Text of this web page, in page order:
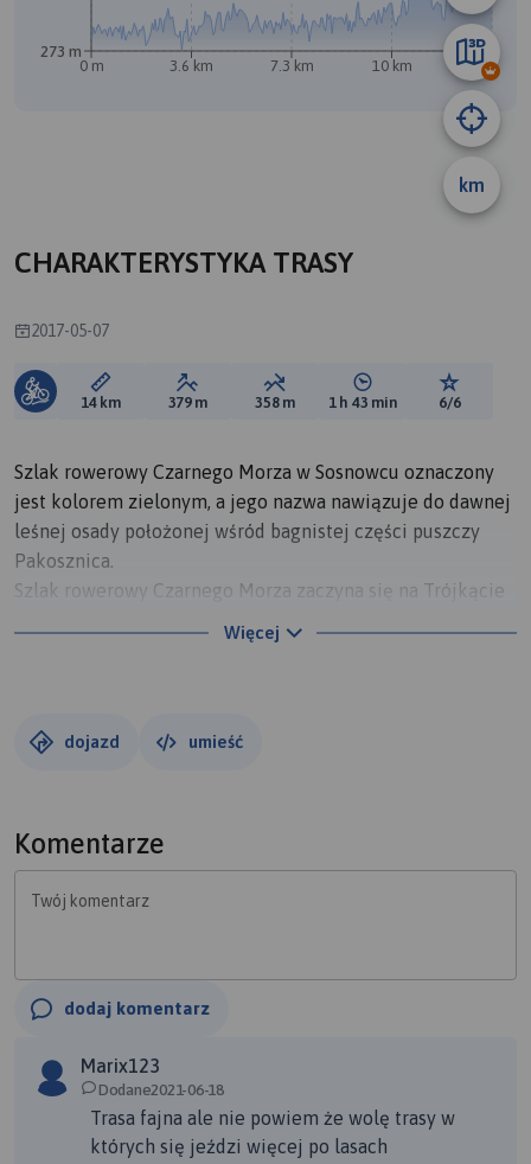
km
0 m 3.6 km 7.3 km 10 km 14 km
273 m
CHARAKTERYSTYKA TRASY
2017-05-07
Długość trasy:
14 km Suma przewyższeń:
379 m Suma spadków:
358 m Średni czas potrzebny
1 h 43 min Ocena
6/6
Szlak rowerowy Czarnego Morza w Sosnowcu oznaczony
jest kolorem zielonym, a jego nazwa nawiązuje do dawnej
leśnej osady położonej wśród bagnistej części puszczy
Pakosznica.
Szlak rowerowy Czarnego Morza zaczyna się na Trójkącie
1846-1915 zbiegały się granice trzech europejskich
Czarnego Morza kończy się w dzielnicy Kazimierz
Więcej
dojazd umieść
Komentarze
Twój komentarz
dodaj komentarz
Marix123
Dodane2021-06-18
Trasa fajna ale nie powiem że wolę trasy w
których się jeździ więcej po lasach